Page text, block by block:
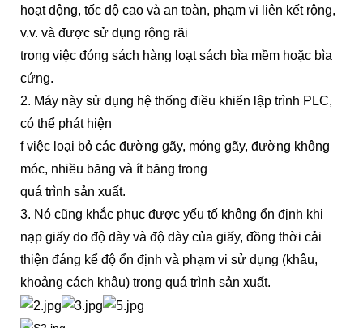
hoạt động, tốc độ cao và an toàn, phạm vi liên kết rộng,
v.v. và được sử dụng rộng rãi
trong việc đóng sách hàng loạt sách bìa mềm hoặc bìa
cứng.
2. Máy này sử dụng hệ thống điều khiển lập trình PLC,
có thể phát hiện
fviệc loại bỏ các đường gãy, móng gãy, đường không
móc, nhiều băng và ít băng trong
quá trình sản xuất.
3. Nó cũng khắc phục được yếu tố không ổn định khi
nạp giấy do độ dày và độ dày của giấy, đồng thời cải
thiện đáng kể độ ổn định và phạm vi sử dụng (khâu,
khoảng cách khâu) trong quá trình sản xuất.